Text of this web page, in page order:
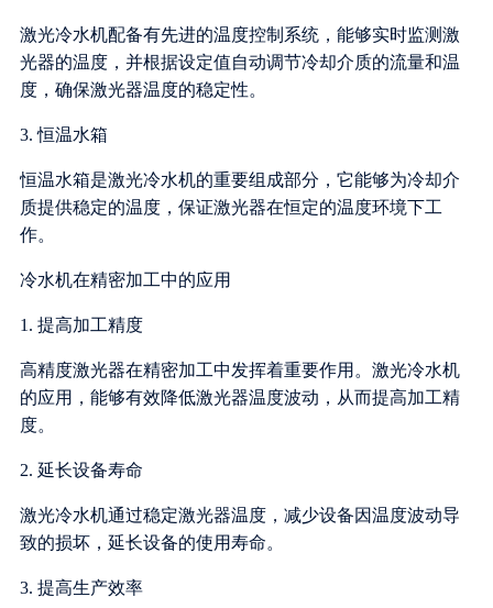
激光冷水机配备有先进的温度控制系统，能够实时监测激
光器的温度，并根据设定值自动调节冷却介质的流量和温
度，确保激光器温度的稳定性。
3. 恒温水箱
恒温水箱是激光冷水机的重要组成部分，它能够为冷却介
质提供稳定的温度，保证激光器在恒定的温度环境下工
作。
冷水机在精密加工中的应用
1. 提高加工精度
高精度激光器在精密加工中发挥着重要作用。激光冷水机
的应用，能够有效降低激光器温度波动，从而提高加工精
度。
2. 延长设备寿命
激光冷水机通过稳定激光器温度，减少设备因温度波动导
致的损坏，延长设备的使用寿命。
3. 提高生产效率